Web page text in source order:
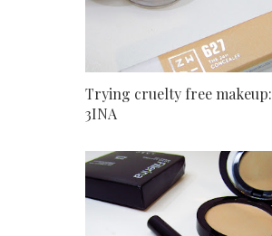
Trying cruelty free makeup:
3INA